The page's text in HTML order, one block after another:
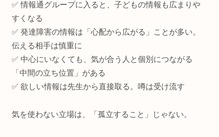
✅ 情報通グループに入ると、子どもの情報も広まりや
すくなる
✅ 発達障害の情報は「心配から広がる」ことが多い。
伝える相手は慎重に
✅ 中心にいなくても、気が合う人と個別につながる
「中間の立ち位置」がある
✅ 欲しい情報は先生から直接取る。噂は受け流す
気を使わない立場は、「孤立すること」じゃない。